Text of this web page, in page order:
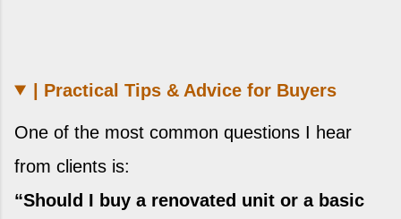
| Practical Tips & Advice for Buyers
One of the most common questions I hear
from clients is:
“Should I buy a renovated unit or a basic